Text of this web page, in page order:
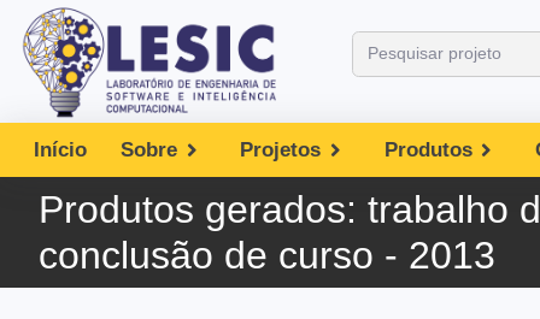
Início Sobre Projetos Produtos
Produtos gerados: trabalho
conclusão de curso - 2013